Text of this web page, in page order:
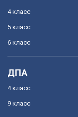
4 класс
5 класс
6 класс
ДПА
4 класс
9 класс